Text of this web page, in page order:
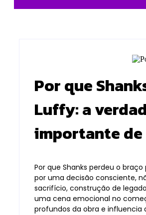
Por que
Luffy: a
importante de
Por que Shanks perdeu o
por uma decisão consciente,
sacrifício, construção de
uma cena emocional no
profundos da obra e